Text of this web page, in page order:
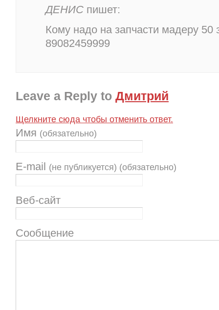
ДЕНИС пишет:
Кому надо на запчасти мадеру 50
89082459999
Leave a Reply to Дмитрий
Щелкните сюда чтобы отменить ответ.
Имя (обязательно)
E-mail (не публикуется) (обязательно)
Веб-сайт
Сообщение